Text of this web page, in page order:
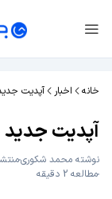
خانه اخبار آپدیت
آپدیت جدید
نوشته محمد شکوریمنتشر
مطالعه 2 دقیقه